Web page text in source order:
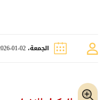
الجمعة، 02-01-2026